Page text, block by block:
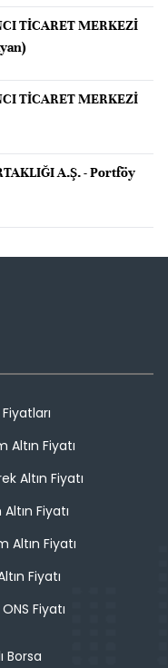
TİCARET MERKEZİ
TİCARET MERKEZİ
A.Ş. - Portföy
Altın Fiyatı
Altın Fiyatı
Fiyatı
Altın Fiyatı
Fiyatı
Fiyatı
Borsa